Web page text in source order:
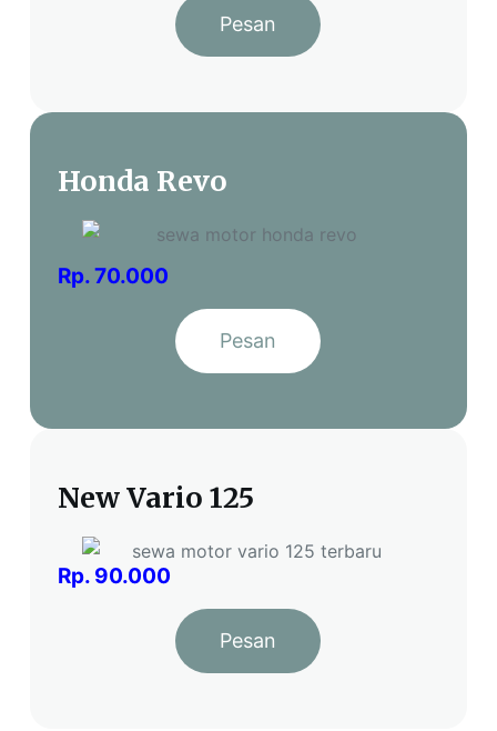
Pesan
Honda Revo
Rp. 70.000
Pesan
New Vario 125
Rp. 90.000
Pesan